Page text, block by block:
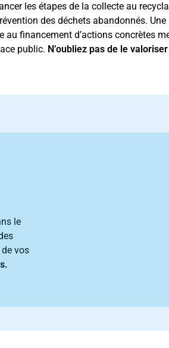
les étapes de la collecte au
des déchets abandonnés. Une
financement d’actions concrètes
public. N’oubliez pas de le
le
vos